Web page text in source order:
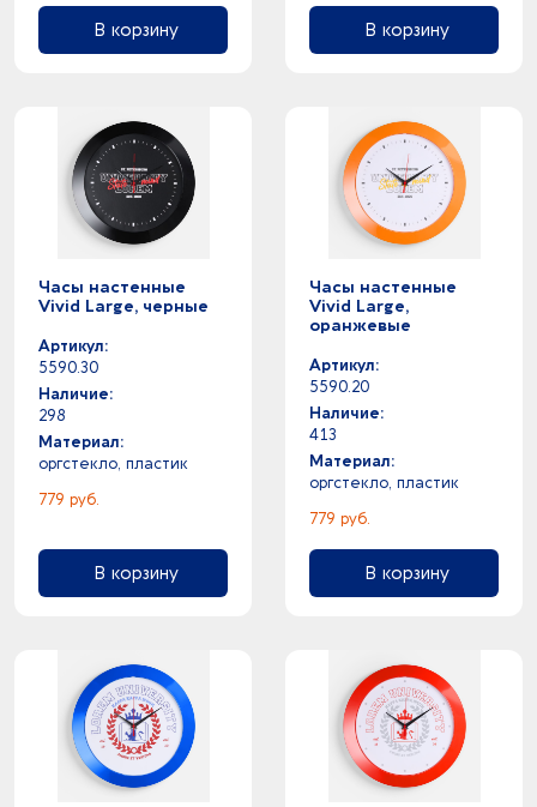
В корзину В корзину
Часы настенные
Vivid Large, черные
Артикул:
5590.30
Наличие:
298
Материал:
оргстекло, пластик
779 руб.
В корзину
Часы настенные
Vivid Large,
оранжевые
Артикул:
5590.20
Наличие:
413
Материал:
оргстекло, пластик
779 руб.
В корзину